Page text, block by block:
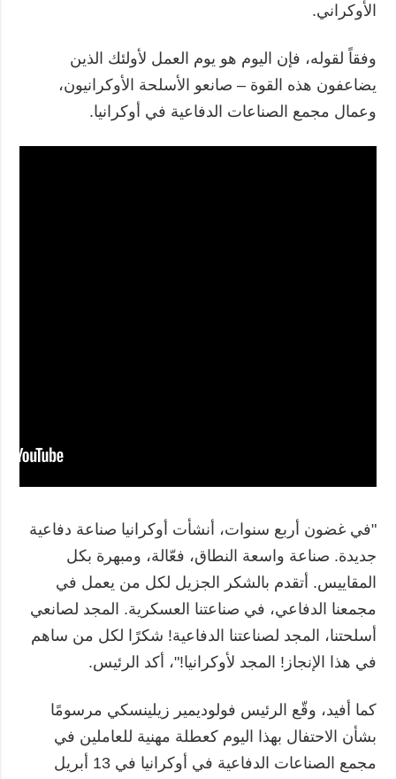
الأوكراني.
وفقاً لقوله، فإن اليوم هو يوم العمل لأولئك الذين
يضاعفون هذه القوة – صانعو الأسلحة الأوكرانيون،
وعمال مجمع الصناعات الدفاعية في أوكرانيا.
"في غضون أربع سنوات، أنشأت أوكرانيا صناعة دفاعية
جديدة. صناعة واسعة النطاق، فعّالة، ومبهرة بكل
المقاييس. أتقدم بالشكر الجزيل لكل من يعمل في
مجمعنا الدفاعي، في صناعتنا العسكرية. المجد لصانعي
أسلحتنا، المجد لصناعتنا الدفاعية! شكرًا لكل من ساهم
في هذا الإنجاز! المجد لأوكرانيا!"، أكد الرئيس.
كما أفيد، وقّع الرئيس فولوديمير زيلينسكي مرسومًا
بشأن الاحتفال بهذا اليوم كعطلة مهنية للعاملين في
مجمع الصناعات الدفاعية في أوكرانيا في 13 أبريل